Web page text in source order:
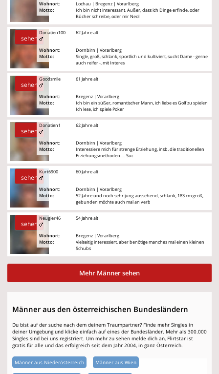
Wohnort:
Motto:
Lochau | Bregenz | Vorarlberg
Ich bin nicht interessant. Außer, dass ich Dinge erfinde, oder
Bücher schreibe, oder mir Neol
sehen
Donatien100
Wohnort:
Motto:
62 Jahre alt
Dornbirn | Vorarlberg
Single, groß, schlank, sportlich und kultiviert, sucht Dame - gerne
auch reifer -, mit Interes
sehen
Goodsmile
Wohnort:
Motto:
61 Jahre alt
Bregenz | Vorarlberg
Ich bin ein süßer, romantischer Mann, ich liebe es Golf zu spielen
Ich lese, ich spiele Poker
sehen
Donatien1
Wohnort:
Motto:
62 Jahre alt
Dornbirn | Vorarlberg
Interessiere mich für strenge Erziehung, insb. die traditionellen
Erziehungsmethoden..... Suc
sehen
Kurt6900
Wohnort:
Motto:
60 Jahre alt
Dornbirn | Vorarlberg
52 Jahre und noch sehr jung aussehend, schlank, 183 cm groß,
gebunden möchte auch mal an verb
sehen
Neugier46
Wohnort:
Motto:
54 Jahre alt
Bregenz | Vorarlberg
Vielseitig interessiert, aber benötige manches mal einen kleinen
Schubs
Mehr Männer sehen
Männer aus den österreichischen Bundesländern
Du bist auf der suche nach dem deinem Traumpartner? Finde mehr Singles in
deiner Umgebung und klicke einfach auf eines der Bundesländer. Mehr als 300.000
Singles sind bei uns registriert. Um mehr zu sehen melde dich an, Flirtstar ist
gratis für alle und das erfolgreich seit dem Jahr 2004, in ganz Österreich.
Männer aus Niederösterreich Männer aus Wien